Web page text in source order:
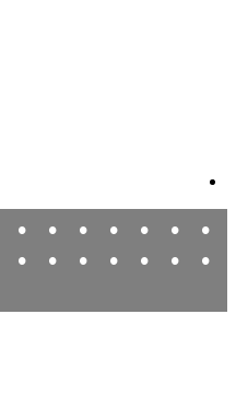
• • • • • •
•
• • • • • •
•